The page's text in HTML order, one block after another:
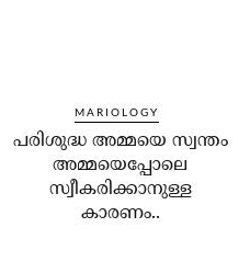
MARIOLOGY
പരിശുദ്ധ അമ്മയെ സ്വന്തം
അമ്മയെപ്പോലെ
സ്വീകരിക്കാനുള്ള
കാരണം..